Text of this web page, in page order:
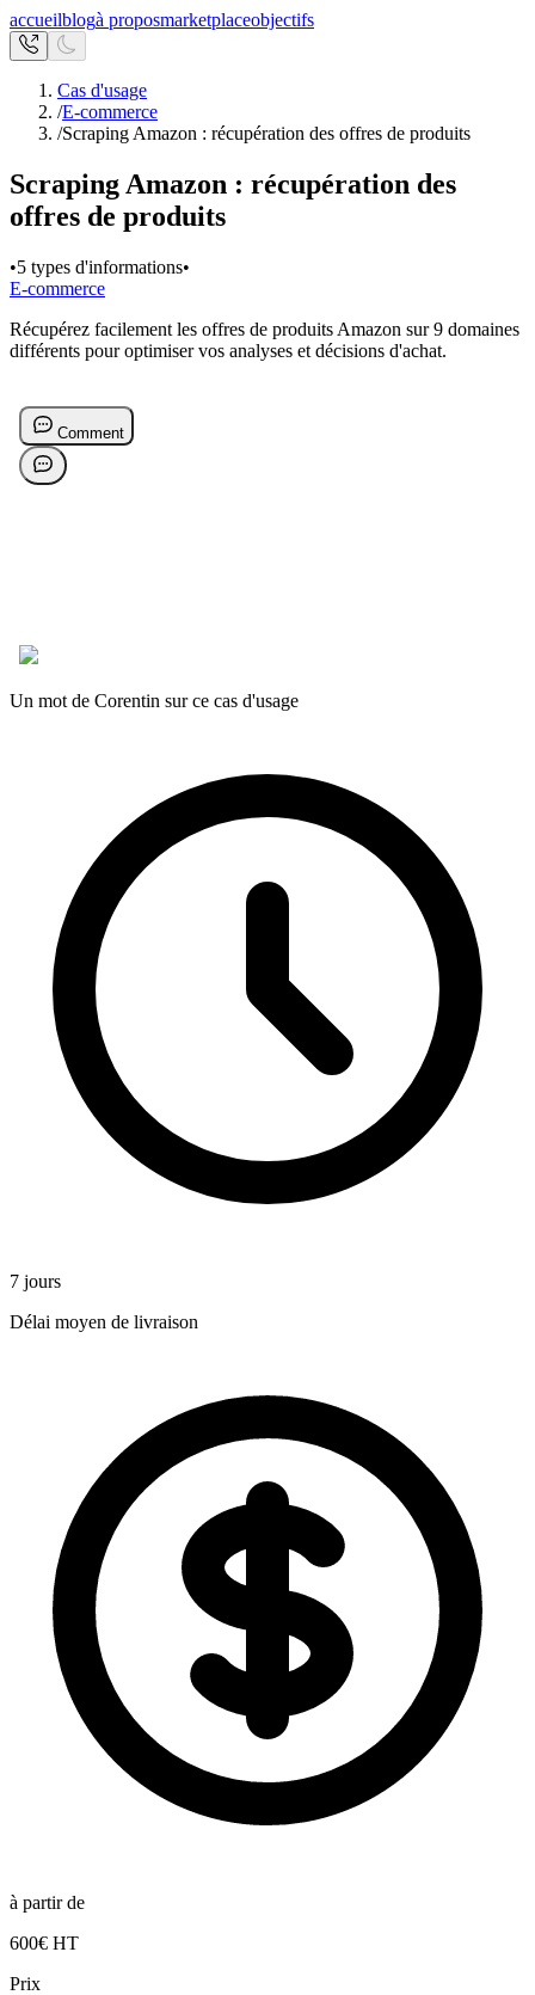
accueilblogà proposmarketplaceobjectifs
Cas d'usage
/E-commerce
/Scraping Amazon : récupération des offres de produits
Scraping Amazon : récupération des
offres de produits
•5 types d'informations•
E-commerce
Récupérez facilement les offres de produits Amazon sur 9 domaines
différents pour optimiser vos analyses et décisions d'achat.
Un mot de Corentin sur ce cas d'usage
7 jours
Délai moyen de livraison
à partir de
600€ HT
Prix